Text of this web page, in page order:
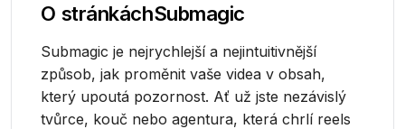
O stránkáchSubmagic
Submagic je nejrychlejší a nejintuitivnější
způsob, jak proměnit vaše videa v obsah,
který upoutá pozornost. Ať už jste nezávislý
tvůrce, kouč nebo agentura, která chrlí reels